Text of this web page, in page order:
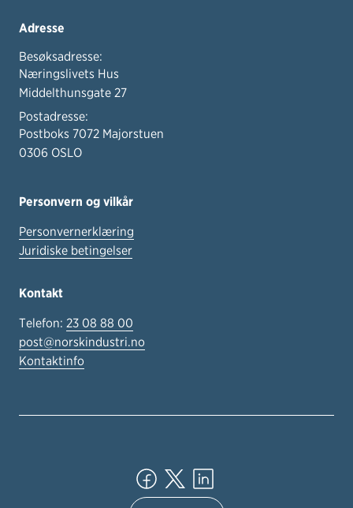
Adresse
Besøksadresse:
Næringslivets Hus
Middelthunsgate 27
Postadresse:
Postboks 7072 Majorstuen
0306 OSLO
Personvern og vilkår
Personvernerklæring
Juridiske betingelser
Kontakt
Telefon: 23 08 88 00
post@norskindustri.no
Kontaktinfo